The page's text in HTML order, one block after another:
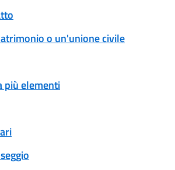
o un'unione civile
più elementi